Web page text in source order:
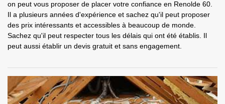
on peut vous proposer de placer votre confiance en Renolde 60.
Il a plusieurs années d'expérience et sachez qu'il peut proposer
des prix intéressants et accessibles à beaucoup de monde.
Sachez qu'il peut respecter tous les délais qui ont été établis. Il
peut aussi établir un devis gratuit et sans engagement.